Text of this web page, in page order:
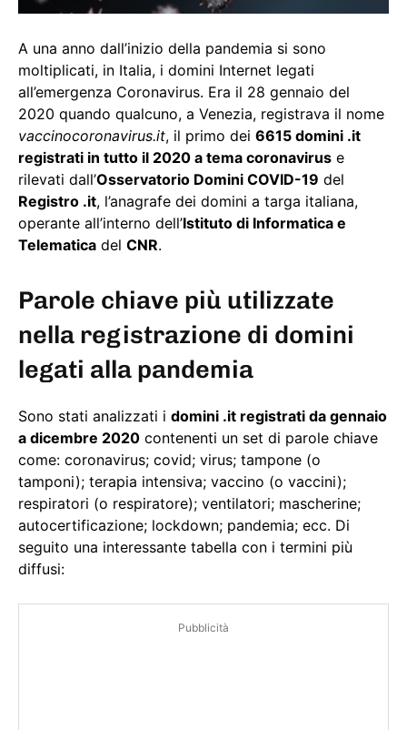
A una anno dall’inizio della pandemia si sono
moltiplicati, in Italia, i domini Internet legati
all’emergenza Coronavirus. Era il 28 gennaio del
2020 quando qualcuno, a Venezia, registrava il nome
vaccinocoronavirus.it, il primo dei 6615 domini .it
registrati in tutto il 2020 a tema coronavirus e
rilevati dall’Osservatorio Domini COVID-19 del
Registro .it, l’anagrafe dei domini a targa italiana,
operante all’interno dell’Istituto di Informatica e
Telematica del CNR.
Parole chiave più utilizzate
nella registrazione di domini
legati alla pandemia
Sono stati analizzati i domini .it registrati da gennaio
a dicembre 2020 contenenti un set di parole chiave
come: coronavirus; covid; virus; tampone (o
tamponi); terapia intensiva; vaccino (o vaccini);
respiratori (o respiratore); ventilatori; mascherine;
autocertificazione; lockdown; pandemia; ecc. Di
seguito una interessante tabella con i termini più
diffusi:
Pubblicità